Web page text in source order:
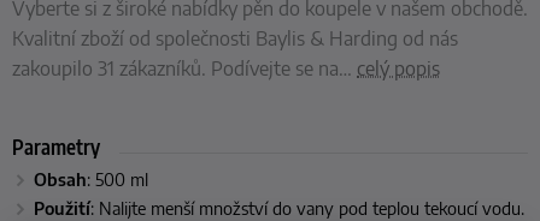
Vyberte si z široké nabídky pěn do koupele v našem obchodě.
Kvalitní zboží od společnosti Baylis & Harding od nás
zakoupilo 31 zákazníků. Podívejte se na… celý popis
Parametry
Obsah: 500 ml
Použití: Nalijte menší množství do vany pod teplou tekoucí vodu.